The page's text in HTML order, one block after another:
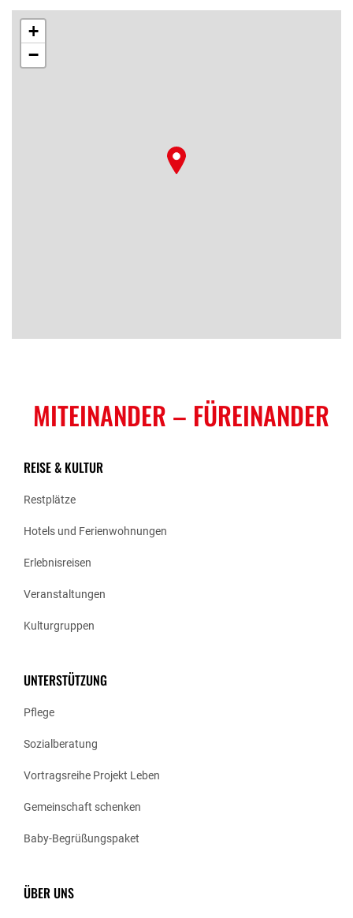
+
−
MITEINANDER – FÜREINANDER
REISE & KULTUR
Restplätze
Hotels und Ferienwohnungen
Erlebnisreisen
Veranstaltungen
Kulturgruppen
UNTERSTÜTZUNG
Pflege
Sozialberatung
Vortragsreihe Projekt Leben
Gemeinschaft schenken
Baby-Begrüßungspaket
ÜBER UNS